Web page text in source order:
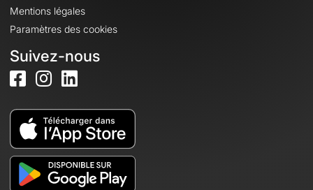
Mentions légales
Paramètres des cookies
Suivez-nous